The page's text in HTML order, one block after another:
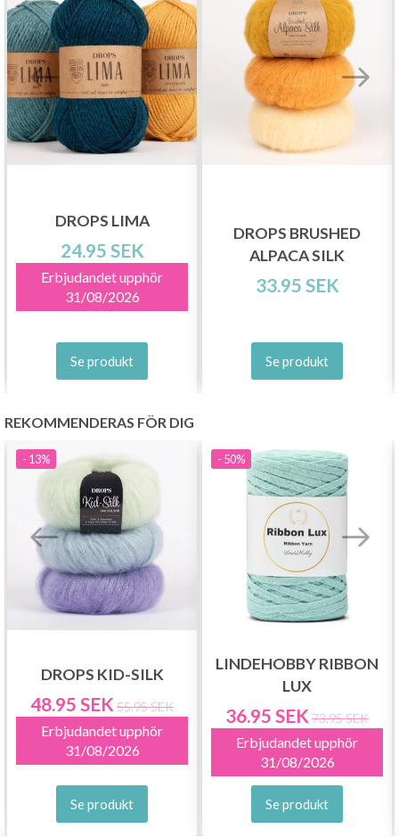
DROPS LIMA
24.95 SEK
Erbjudandet upphör
31/08/2026
Se produkt
DROPS BRUSHED
ALPACA SILK
33.95 SEK
Se produkt
REKOMMENDERAS FÖR DIG
- 13%
DROPS KID-SILK
48.95 SEK 55.95 SEK
Erbjudandet upphör
31/08/2026
Se produkt
- 50%
LINDEHOBBY RIBBON
LUX
36.95 SEK 73.95 SEK
Erbjudandet upphör
31/08/2026
Se produkt
Bli en del av vår garn-gemenskap och få
exklusiv tillgång till inspirerande
stickmönster och specialerbjudanden!
Prenumerera